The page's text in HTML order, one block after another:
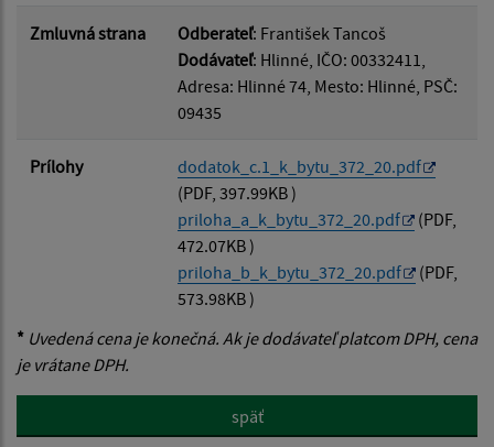
Zmluvná strana Odberateľ: František Tancoš
Dodávateľ: Hlinné, IČO: 00332411,
Adresa: Hlinné 74, Mesto: Hlinné, PSČ:
09435
Prílohy
dodatok_c.1_k_bytu_372_20.pdf
(PDF, 397.99KB )
priloha_a_k_bytu_372_20.pdf
(PDF,
472.07KB )
priloha_b_k_bytu_372_20.pdf
(PDF,
573.98KB )
* Uvedená cena je konečná. Ak je dodávateľ platcom DPH, cena
je vrátane DPH.
späť